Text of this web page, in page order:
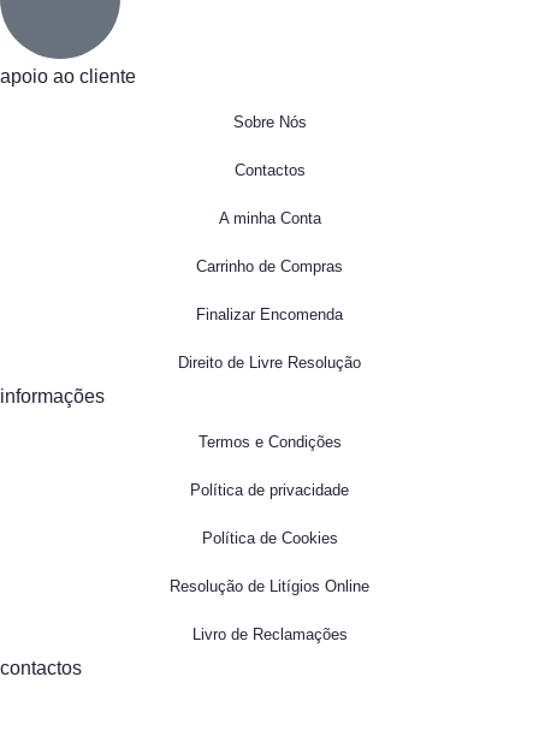
apoio ao cliente
Sobre Nós
Contactos
A minha Conta
Carrinho de Compras
Finalizar Encomenda
Direito de Livre Resolução
informações
Termos e Condições
Política de privacidade
Política de Cookies
Resolução de Litígios Online
Livro de Reclamações
contactos